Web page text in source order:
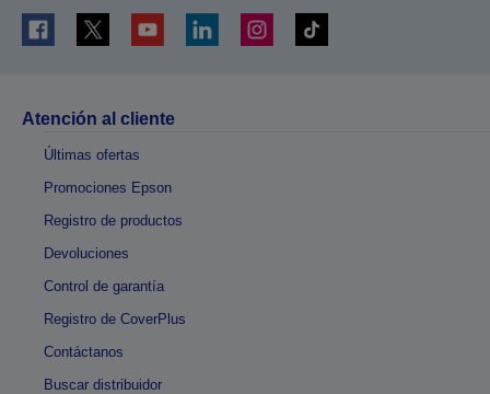
Atención al cliente
Últimas ofertas
Promociones Epson
Registro de productos
Devoluciones
Control de garantía
Registro de CoverPlus
Contáctanos
Buscar distribuidor